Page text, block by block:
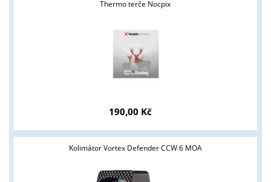
Thermo terče Nocpix
190,00 Kč
Kolimátor Vortex Defender CCW 6 MOA
podnikatelům v oblasti zbraně a střelivo. Splňujete tyto
podmínky?
ANO NE